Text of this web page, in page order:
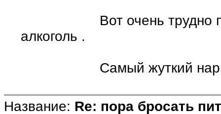
Вот очень трудно
алкоголь .
Самый жуткий
Название: Re: пора бросать